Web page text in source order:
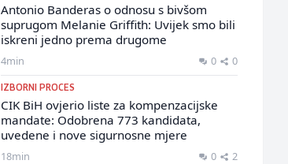
Antonio Banderas o odnosu s bivšom
suprugom Melanie Griffith: Uvijek smo bili
iskreni jedno prema drugome
4min 0 0
IZBORNI PROCES
CIK BiH ovjerio liste za kompenzacijske
mandate: Odobrena 773 kandidata,
uvedene i nove sigurnosne mjere
18min 0 2